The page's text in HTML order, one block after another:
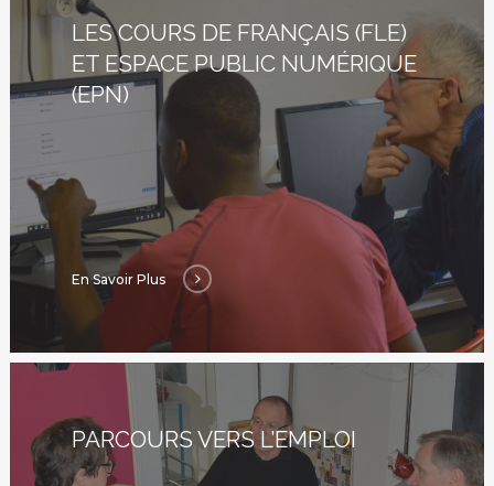
LES COURS DE FRANÇAIS (FLE)
ET ESPACE PUBLIC NUMÉRIQUE
(EPN)
En Savoir Plus
PARCOURS VERS L’EMPLOI
17 rue de l’Avre
PARIS -
01.45.79.51.50
Qui
Nous ?
Activités